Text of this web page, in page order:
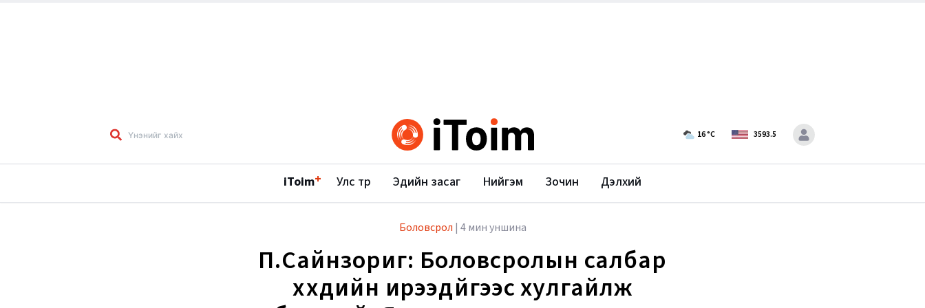
16°C 3593.5
iToim+ Улс төр Эдийн засаг Нийгэм Зочин Дэлхий
Боловсрол | 4 мин уншина
П.Сайнзориг: Боловсролын салбар
хүүхдийн ирээдүйгээс хулгайлж